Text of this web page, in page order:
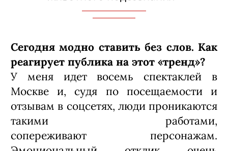
Вы каждое произведение можете
автоматически «читаете» пьесу в
жестах и движениях?
Меня не вся драматургия вдохновляет
– только то, что откликается. Это
произведения, где есть напряженные
события, неприкрытые эмоции и
вкусно прописанные полутона.
Например, моя первая работа была по